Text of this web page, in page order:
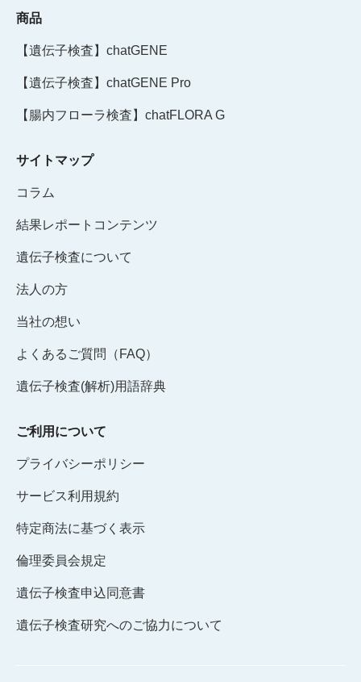
商品
【遺伝子検査】chatGENE
【遺伝子検査】chatGENE Pro
【腸内フローラ検査】chatFLORA G
サイトマップ
コラム
結果レポートコンテンツ
遺伝子検査について
法人の方
当社の想い
よくあるご質問（FAQ）
遺伝子検査(解析)用語辞典
ご利用について
プライバシーポリシー
サービス利用規約
特定商法に基づく表示
倫理委員会規定
遺伝子検査申込同意書
遺伝子検査研究へのご協力について